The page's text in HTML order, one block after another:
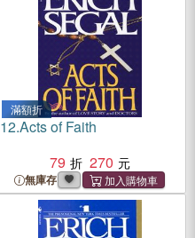
滿額折
12.Acts of Faith
79
270
無庫存